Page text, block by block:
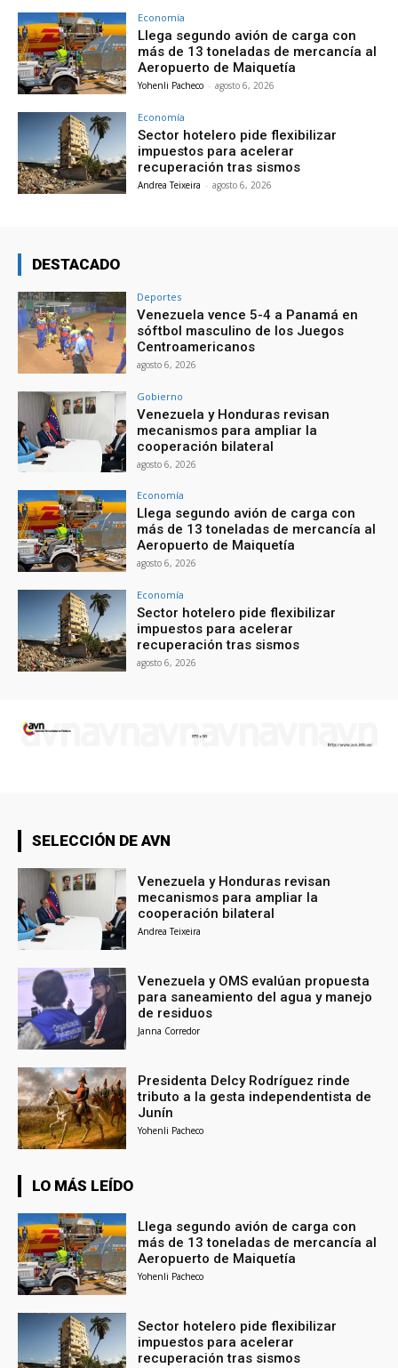
Economía
Llega segundo avión de carga con
más de 13 toneladas de mercancía al
Aeropuerto de Maiquetía
Yohenli Pacheco - agosto 6, 2026
Economía
Sector hotelero pide flexibilizar
impuestos para acelerar
recuperación tras sismos
Andrea Teixeira - agosto 6, 2026
DESTACADO
Deportes
Venezuela vence 5-4 a Panamá en
sóftbol masculino de los Juegos
Centroamericanos
agosto 6, 2026
Gobierno
Venezuela y Honduras revisan
mecanismos para ampliar la
cooperación bilateral
agosto 6, 2026
Economía
Llega segundo avión de carga con
más de 13 toneladas de mercancía al
Aeropuerto de Maiquetía
agosto 6, 2026
Economía
Sector hotelero pide flexibilizar
impuestos para acelerar
recuperación tras sismos
agosto 6, 2026
SELECCIÓN DE AVN
Venezuela y Honduras revisan
mecanismos para ampliar la
cooperación bilateral
Andrea Teixeira
Venezuela y OMS evalúan propuesta
para saneamiento del agua y manejo
de residuos
Janna Corredor
Presidenta Delcy Rodríguez rinde
tributo a la gesta independentista de
Junín
Yohenli Pacheco
LO MÁS LEÍDO
Llega segundo avión de carga con
más de 13 toneladas de mercancía al
Aeropuerto de Maiquetía
Yohenli Pacheco
Sector hotelero pide flexibilizar
impuestos para acelerar
recuperación tras sismos